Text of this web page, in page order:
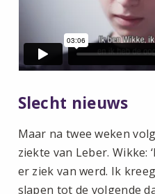
Slecht nieuws
Maar na twee weken
ziekte van Leber. Wikke:
er ziek van werd. Ik
slapen tot de volgende